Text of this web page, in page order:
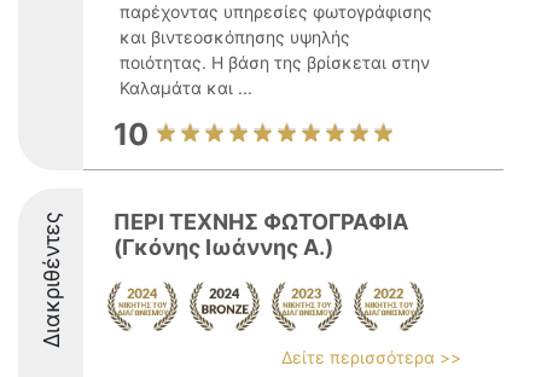
παρέχοντας υπηρεσίες φωτογράφισης
και βιντεοσκόπησης υψηλής
ποιότητας. Η βάση της βρίσκεται στην
Καλαμάτα και ...
10
Διακριθέντες
ΠΕΡΙ ΤΕΧΝΗΣ ΦΩΤΟΓΡΑΦΙΑ
(Γκόνης Ιωάννης Α.)
Δείτε περισσότερα >>